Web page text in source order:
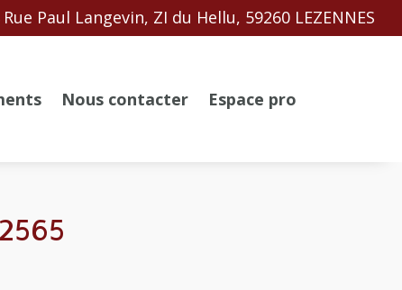
Rue Paul Langevin, ZI du Hellu, 59260 LEZENNES
Nous contacter Espace pro